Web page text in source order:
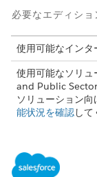
必要なエディショ
使用可能なイン
使用可能なソリ
and Public
ソリューション
能状況を確認して
資金調達商談を作